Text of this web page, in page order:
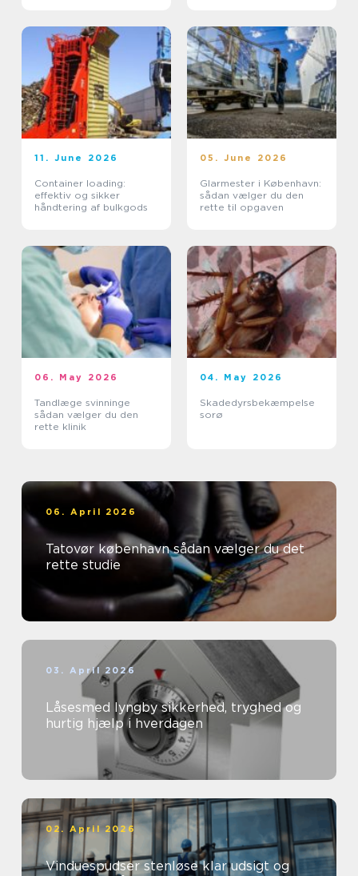
11. June 2026
Container loading:
effektiv og sikker
håndtering af bulkgods
05. June 2026
Glarmester i København:
sådan vælger du den
rette til opgaven
06. May 2026
Tandlæge svinninge
sådan vælger du den
rette klinik
04. May 2026
Skadedyrsbekæmpelse
sorø
06. April 2026
Tatovør københavn sådan vælger du det
rette studie
03. April 2026
Låsesmed lyngby sikkerhed, tryghed og
hurtig hjælp i hverdagen
02. April 2026
Vinduespudser stenløse klar udsigt og